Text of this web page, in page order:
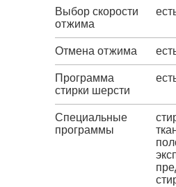
Выбор скорости
отжима
Отмена отжима
Программа
стирки шерсти
Специальные
программы